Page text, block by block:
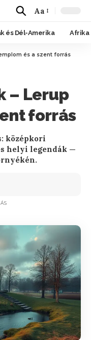
Aa
és Dél-Amerika Afrika
és a szent forrás
– Lerup
forrás
középkori
helyi legendák —